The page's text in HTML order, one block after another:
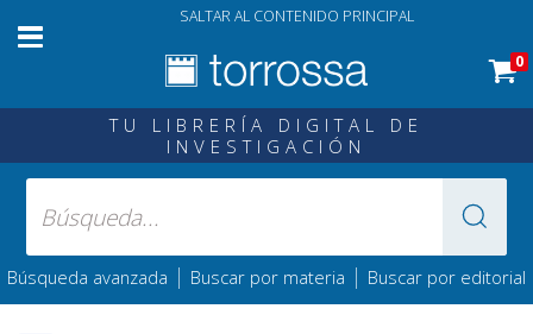
SALTAR AL CONTENIDO PRINCIPAL
0
TU LIBRERÍA DIGITAL DE
INVESTIGACIÓN
Búsqueda avanzada | Buscar por materia | Buscar por editorial